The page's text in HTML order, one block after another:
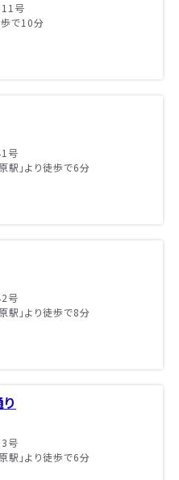
号
歩で10分
号
駅」より徒歩で6分
号
駅」より徒歩で8分
号
駅」より徒歩で6分